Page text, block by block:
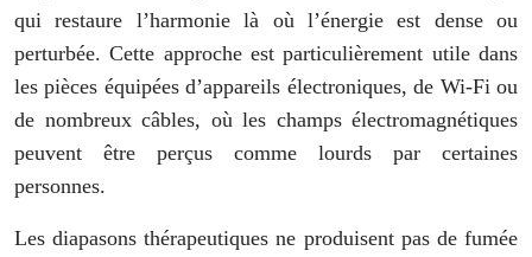
qui restaure l’harmonie là où l’énergie est dense ou
perturbée. Cette approche est particulièrement utile dans
les pièces équipées d’appareils électroniques, de Wi-Fi ou
de nombreux câbles, où les champs électromagnétiques
peuvent être perçus comme lourds par certaines
personnes.
Les diapasons thérapeutiques ne produisent pas de fumée